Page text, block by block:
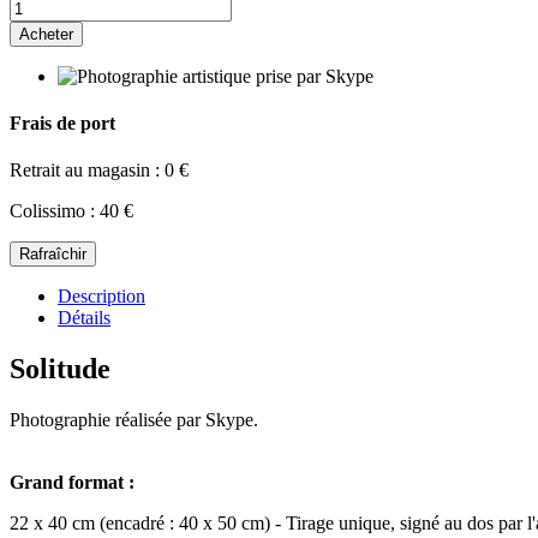
Acheter
Frais de port
Retrait au magasin : 0 €
Colissimo : 40 €
Description
Détails
Solitude
Photographie réalisée par Skype.
Grand format :
22 x 40 cm (encadré : 40 x 50 cm) - Tirage unique, signé au dos par